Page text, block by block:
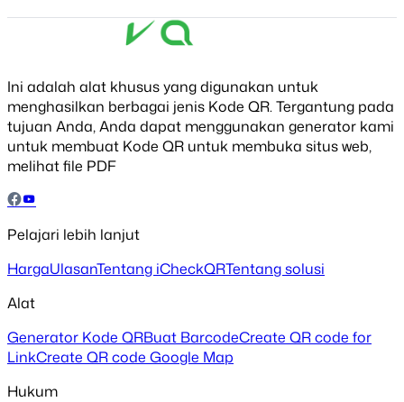
Ini adalah alat khusus yang digunakan untuk
menghasilkan berbagai jenis Kode QR. Tergantung pada
tujuan Anda, Anda dapat menggunakan generator kami
untuk membuat Kode QR untuk membuka situs web,
melihat file PDF
Pelajari lebih lanjut
HargaUlasanTentang iCheckQRTentang solusi
Alat
Generator Kode QRBuat BarcodeCreate QR code for
LinkCreate QR code Google Map
Hukum